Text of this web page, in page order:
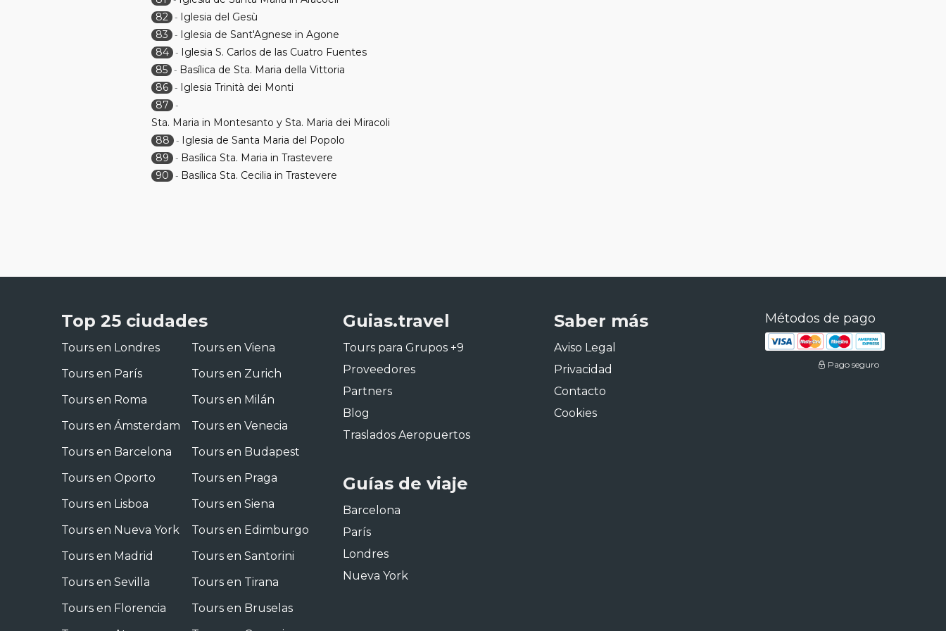
82 - Iglesia del Gesù
83
- Iglesia de Sant'Agnese in Agone
84 - Iglesia S. Carlos de las Cuatro Fuentes
85 - Basílica de Sta. Maria della Vittoria
86 - Iglesia Trinità dei Monti
87
-
Sta. Maria in Montesanto y Sta. Maria dei Miracoli
88
- Iglesia de Santa Maria del Popolo
89
- Basílica Sta. Maria in Trastevere
90
- Basílica Sta. Cecilia in Trastevere
Top 25 ciudades
Tours en Londres
Tours en París
Tours en Roma
Tours en Ámsterdam
Tours en Barcelona
Tours en Oporto
Tours en Lisboa
Tours en Nueva York
Tours en Madrid
Tours en Sevilla
Tours en Florencia
Tours en Viena
Tours en Zurich
Tours en Milán
Tours en Venecia
Tours en Budapest
Tours en Praga
Tours en Siena
Tours en Edimburgo
Tours en Santorini
Tours en Tirana
Tours en Bruselas
Guias.travel
Tours para Grupos +9
Proveedores
Partners
Blog
Traslados Aeropuertos
Guías de viaje
Barcelona
París
Londres
Nueva York
Saber más
Aviso Legal
Privacidad
Contacto
Cookies
Métodos de pago
Pago seguro